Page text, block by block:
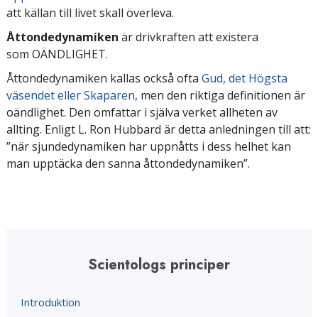
att källan till livet skall överleva.
Åttondedynamiken är drivkraften att existera
som OÄNDLIGHET.
Åttondedynamiken kallas också ofta Gud, det Högsta
väsendet eller Skaparen, men den riktiga definitionen är
oändlighet. Den omfattar i själva verket allheten av
allting. Enligt L. Ron Hubbard är detta anledningen till att:
”när sjundedynamiken har uppnåtts i dess helhet kan
man upptäcka den sanna åttondedynamiken”.
Scientologs principer
Introduktion